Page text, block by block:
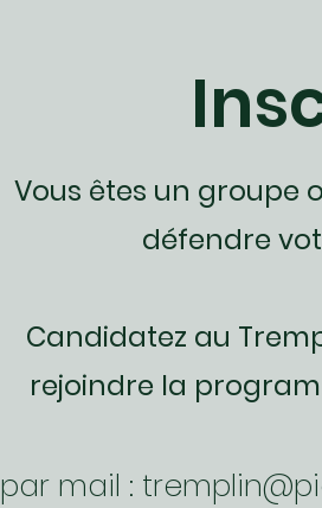
Vous êtes un groupe
défendre
Candidatez au
rejoindre la
par mail :